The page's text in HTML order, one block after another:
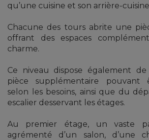
qu’une cuisine et son arrière-
Chacune des tours abrite une
offrant des espaces
charme.
Ce niveau dispose également de
pièce supplémentaire pouvant
selon les besoins, ainsi que du
escalier desservant les étages.
Au premier étage, un vaste
agrémenté d’un salon, d’une